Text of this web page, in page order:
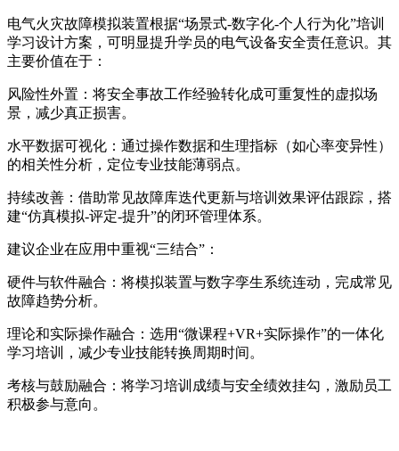
电气火灾故障模拟装置根据“场景式-数字化-个人行为化”培训
学习设计方案，可明显提升学员的电气设备安全责任意识。其
主要价值在于：
风险性外置：将安全事故工作经验转化成可重复性的虚拟场
景，减少真正损害。
水平数据可视化：通过操作数据和生理指标（如心率变异性）
的相关性分析，定位专业技能薄弱点。
持续改善：借助常见故障库迭代更新与培训效果评估跟踪，搭
建“仿真模拟-评定-提升”的闭环管理体系。
建议企业在应用中重视“三结合”：
硬件与软件融合：将模拟装置与数字孪生系统连动，完成常见
故障趋势分析。
理论和实际操作融合：选用“微课程+VR+实际操作”的一体化
学习培训，减少专业技能转换周期时间。
考核与鼓励融合：将学习培训成绩与安全绩效挂勾，激励员工
积极参与意向。